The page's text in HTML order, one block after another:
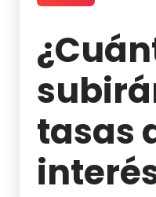
tasas